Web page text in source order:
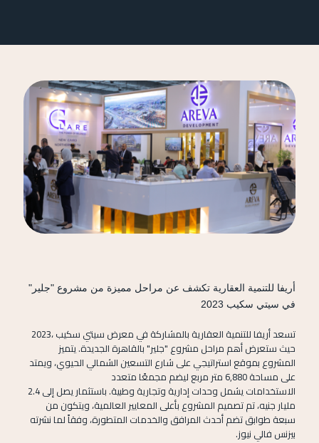
أريفا للتنمية العقارية تكشف عن مراحل مميزة من مشروع "جلير"
في سيتي سكيب 2023
تسعد أريفا للتنمية العقارية
بالمشاركة في معرض سيتي سكيب ،2023
حيث ستعرض أهم مراحل مشروع "جلير" بالقاهرة الجديدة. يتميز
المشروع بموقع استراتيجي على شارع التسعين الشمالي الحيوي، ويمتد
على مساحة 6,880 متر مربع ليضم مجمعًا متعدد
الاستخدامات يشمل وحدات إدارية وتجارية وطبية. باستثمار يصل إلى 2.4
مليار جنيه، تم تصميم المشروع بأعلى المعايير العالمية، ويتكون من
سبعة طوابق تضم أحدث المرافق والخدمات المتطورة، وفقاً لما نشرته
بيزنس فالي نيوز.